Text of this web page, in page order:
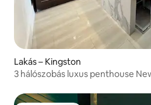
Lakás – Kingston
3 hálószobás luxus penthouse